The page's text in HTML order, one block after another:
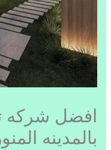
افضل شركه
بالمدينه